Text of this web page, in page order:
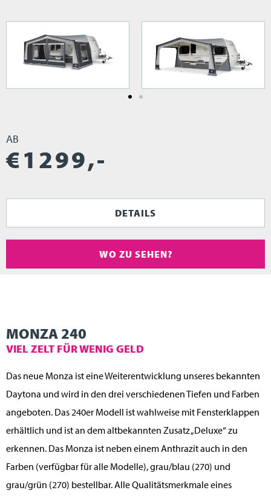
AB
€1299,-
DETAILS
WO ZU SEHEN?
MONZA 240
VIEL ZELT FÜR WENIG GELD
Das neue Monza ist eine Weiterentwicklung unseres bekannten
Daytona und wird in den drei verschiedenen Tiefen und Farben
angeboten. Das 240er Modell ist wahlweise mit Fensterklappen
erhältlich und ist an dem altbekannten Zusatz „Deluxe“ zu
erkennen. Das Monza ist neben einem Anthrazit auch in den
Farben (verfügbar für alle Modelle), grau/blau (270) und
grau/grün (270) bestellbar. Alle Qualitätsmerkmale eines